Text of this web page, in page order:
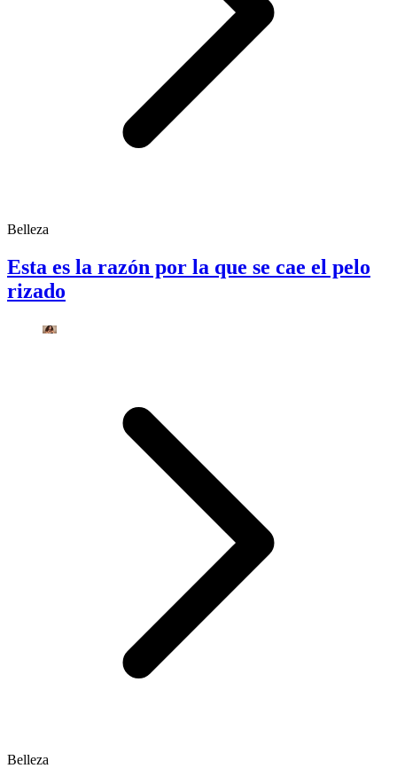
Belleza
Esta es la razón por la que se cae el pelo
rizado
Belleza